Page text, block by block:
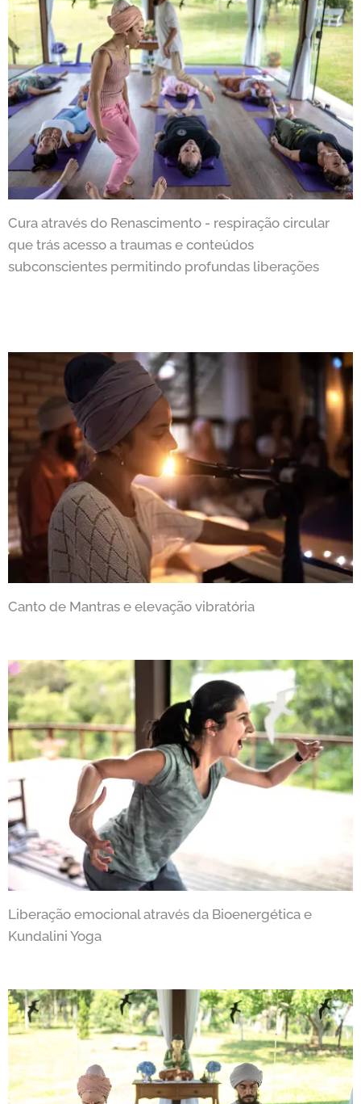
Cura através do Renascimento - respiração circular
que trás acesso a traumas e conteúdos
subconscientes permitindo profundas liberações
Canto de Mantras e elevação vibratória
Liberação emocional através da Bioenergética e
Kundalini Yoga